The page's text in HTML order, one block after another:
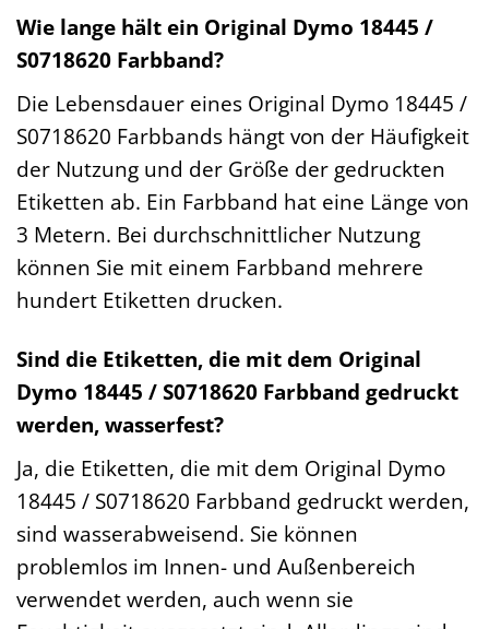
Wie lange hält ein Original Dymo 18445 /
S0718620 Farbband?
Die Lebensdauer eines Original Dymo 18445 /
S0718620 Farbbands hängt von der Häufigkeit
der Nutzung und der Größe der gedruckten
Etiketten ab. Ein Farbband hat eine Länge von
3 Metern. Bei durchschnittlicher Nutzung
können Sie mit einem Farbband mehrere
hundert Etiketten drucken.
Sind die Etiketten, die mit dem Original
Dymo 18445 / S0718620 Farbband gedruckt
werden, wasserfest?
Ja, die Etiketten, die mit dem Original Dymo
18445 / S0718620 Farbband gedruckt werden,
sind wasserabweisend. Sie können
problemlos im Innen- und Außenbereich
verwendet werden, auch wenn sie